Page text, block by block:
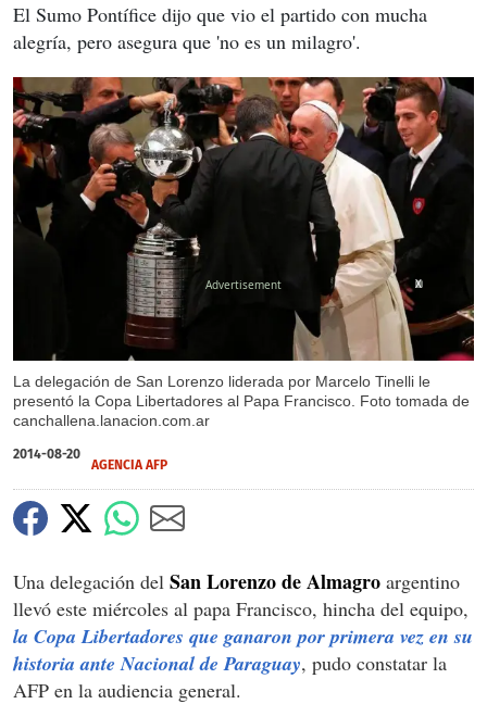
El Sumo Pontífice dijo que vio el partido con mucha
alegría, pero asegura que 'no es un milagro'.
La delegación de San Lorenzo liderada por Marcelo Tinelli le
presentó la Copa Libertadores al Papa Francisco. Foto tomada de
canchallena.lanacion.com.ar
X
2014-08-20
AGENCIA AFP
Una delegación del San Lorenzo de Almagro argentino
llevó este miércoles al papa Francisco, hincha del equipo,
la Copa Libertadores que ganaron por primera vez en su
historia ante Nacional de Paraguay, pudo constatar la
AFP en la audiencia general.